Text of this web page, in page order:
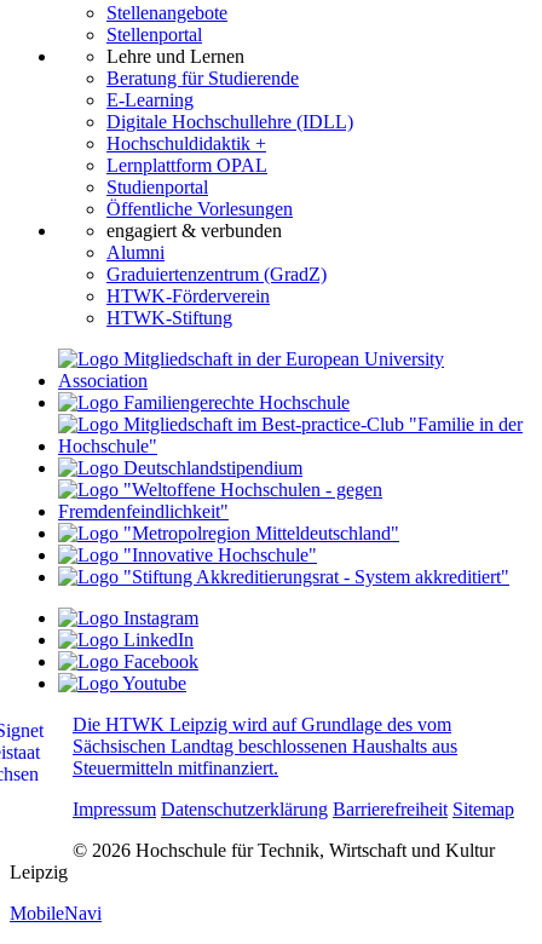
Stellenangebote
Stellenportal
Lehre und Lernen
Beratung für Studierende
E-Learning
Digitale Hochschullehre (IDLL)
Hochschuldidaktik +
Lernplattform OPAL
Studienportal
Öffentliche Vorlesungen
engagiert & verbunden
Alumni
Graduiertenzentrum (GradZ)
HTWK-Förderverein
HTWK-Stiftung
Die HTWK Leipzig wird auf Grundlage des vom
Sächsischen Landtag beschlossenen Haushalts aus
Steuermitteln mitfinanziert.
Impressum Datenschutzerklärung Barrierefreiheit Sitemap
© 2026 Hochschule für Technik, Wirtschaft und Kultur
Leipzig
MobileNavi